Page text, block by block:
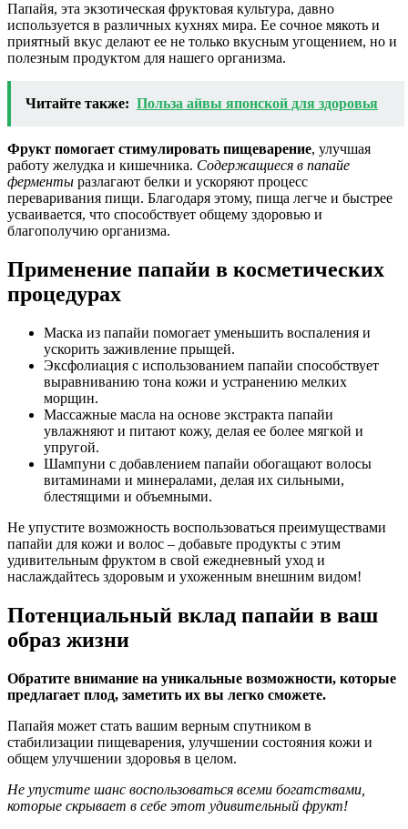
Папайя, эта экзотическая фруктовая культура, давно
используется в различных кухнях мира. Ее сочное мякоть и
приятный вкус делают ее не только вкусным угощением, но и
полезным продуктом для нашего организма.
Читайте также: Польза айвы японской для здоровья
Фрукт помогает стимулировать пищеварение, улучшая
работу желудка и кишечника. Содержащиеся в папайе
ферменты разлагают белки и ускоряют процесс
переваривания пищи. Благодаря этому, пища легче и быстрее
усваивается, что способствует общему здоровью и
благополучию организма.
Применение папайи в косметических
процедурах
Маска из папайи помогает уменьшить воспаления и
ускорить заживление прыщей.
Эксфолиация с использованием папайи способствует
выравниванию тона кожи и устранению мелких
морщин.
Массажные масла на основе экстракта папайи
увлажняют и питают кожу, делая ее более мягкой и
упругой.
Шампуни с добавлением папайи обогащают волосы
витаминами и минералами, делая их сильными,
блестящими и объемными.
Не упустите возможность воспользоваться преимуществами
папайи для кожи и волос – добавьте продукты с этим
удивительным фруктом в свой ежедневный уход и
наслаждайтесь здоровым и ухоженным внешним видом!
Потенциальный вклад папайи в ваш
образ жизни
Обратите внимание на уникальные возможности, которые
предлагает плод, заметить их вы легко сможете.
Папайя может стать вашим верным спутником в
стабилизации пищеварения, улучшении состояния кожи и
общем улучшении здоровья в целом.
Не упустите шанс воспользоваться всеми богатствами,
которые скрывает в себе этот удивительный фрукт!